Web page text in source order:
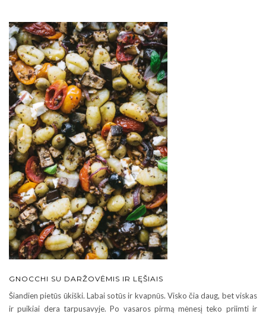
GNOCCHI SU DARŽOVĖMIS IR LĘŠIAIS
Šiandien pietūs ūkiški. Labai sotūs ir kvapnūs. Visko čia daug, bet viskas
ir puikiai dera tarpusavyje. Po vasaros pirmą mėnesį teko priimti ir